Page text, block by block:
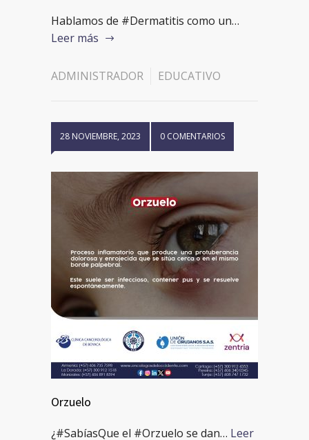
Hablamos de #Dermatitis como un…
Leer más
ADMINISTRADOR EDUCATIVO
28 NOVIEMBRE, 2023 0 COMENTARIOS
Orzuelo
¿#SabíasQue el #Orzuelo se dan… Leer